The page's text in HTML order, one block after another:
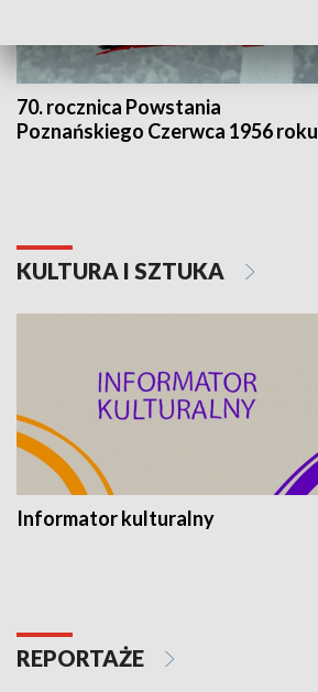
70. rocznica Powstania
Poznańskiego Czerwca 1956 roku
KULTURA I SZTUKA
Informator kulturalny
REPORTAŻE